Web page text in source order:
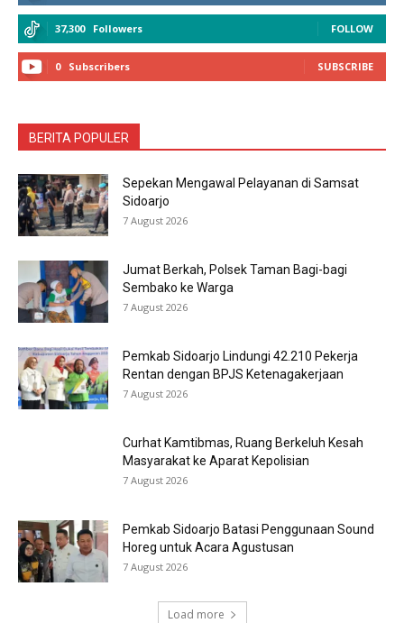
37,300 Followers FOLLOW
0 Subscribers SUBSCRIBE
BERITA POPULER
Sepekan Mengawal Pelayanan di Samsat
Sidoarjo
7 August 2026
Jumat Berkah, Polsek Taman Bagi-bagi
Sembako ke Warga
7 August 2026
Pemkab Sidoarjo Lindungi 42.210 Pekerja
Rentan dengan BPJS Ketenagakerjaan
7 August 2026
Curhat Kamtibmas, Ruang Berkeluh Kesah
Masyarakat ke Aparat Kepolisian
7 August 2026
Pemkab Sidoarjo Batasi Penggunaan Sound
Horeg untuk Acara Agustusan
7 August 2026
Load more